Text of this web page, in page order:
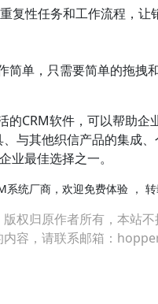
复性任务和工作流程，让
简单，只需要简单的拖拽
的CRM软件，可以帮助
与其他织信产品的集成
业最佳选择之一。
系统厂商，欢迎免费体验 ，
权归原作者所有，本站
容，请联系邮箱：